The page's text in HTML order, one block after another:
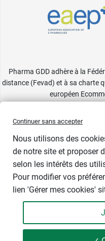
Pharma GDD adhère à la
distance (Fevad) et à sa charte
européen
Continuer sans accepter
Nous utilisons des
de notre site et proposer
selon les intérêts des
Pour modifier vos
lien 'Gérer mes cookies'